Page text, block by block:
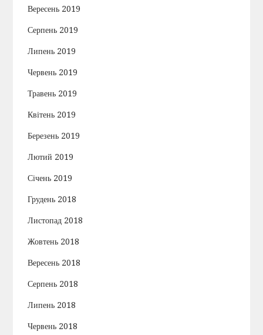
Вересень 2019
Серпень 2019
Липень 2019
Червень 2019
Травень 2019
Квітень 2019
Березень 2019
Лютий 2019
Січень 2019
Грудень 2018
Листопад 2018
Жовтень 2018
Вересень 2018
Серпень 2018
Липень 2018
Червень 2018